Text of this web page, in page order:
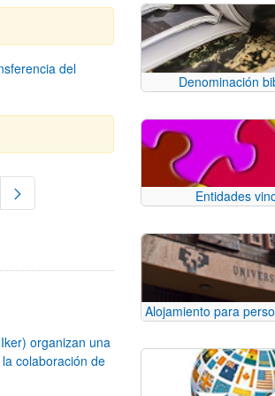
del
Use TAB para desplazarse.
organizan una
colaboración de
Denominación
Entidades
Alojamiento para